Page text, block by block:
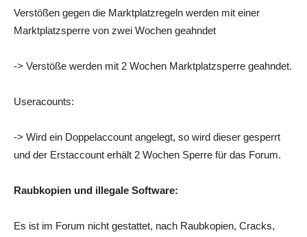
Verstößen gegen die Marktplatzregeln werden mit einer
Marktplatzsperre von zwei Wochen geahndet
-> Verstöße werden mit 2 Wochen Marktplatzsperre geahndet.
Useracounts:
-> Wird ein Doppelaccount angelegt, so wird dieser gesperrt
und der Erstaccount erhält 2 Wochen Sperre für das Forum.
Raubkopien und illegale Software:
Es ist im Forum nicht gestattet, nach Raubkopien, Cracks,